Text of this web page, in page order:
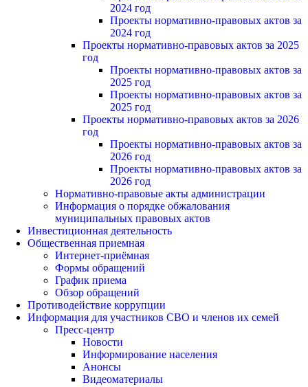
2024 год
Проекты нормативно-правовых актов за
2024 год
Проекты нормативно-правовых актов за 2025
год
Проекты нормативно-правовых актов за
2025 год
Проекты нормативно-правовых актов за
2025 год
Проекты нормативно-правовых актов за 2026
год
Проекты нормативно-правовых актов за
2026 год
Проекты нормативно-правовых актов за
2026 год
Нормативно-правовые акты администрации
Информация о порядке обжалования
муниципальных правовых актов
Инвестиционная деятельность
Общественная приемная
Интернет-приёмная
Формы обращений
График приема
Обзор обращений
Противодействие коррупции
Информация для участников СВО и членов их семей
Пресс-центр
Новости
Информирование населения
Анонсы
Видеоматериалы